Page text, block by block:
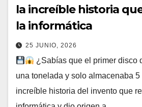
la increíble historia
la informática
25 JUNIO, 2026
¿Sabías que el primer disco
una tonelada y solo almacenaba
increíble historia del invento que